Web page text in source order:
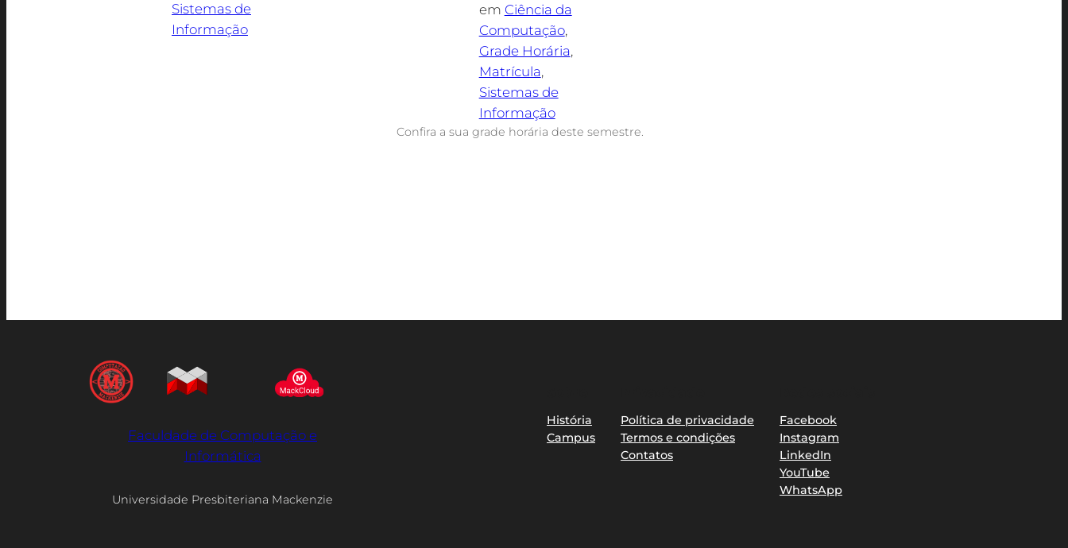
Sistemas de
Informação
em Ciência da
Computação,
Grade Horária,
Matrícula,
Sistemas de
Informação
Confira a sua grade horária deste semestre.
Faculdade de Computação e
Informática
Universidade Presbiteriana Mackenzie
História
Campus
Política de privacidade
Termos e condições
Contatos
Facebook
Instagram
LinkedIn
YouTube
WhatsApp